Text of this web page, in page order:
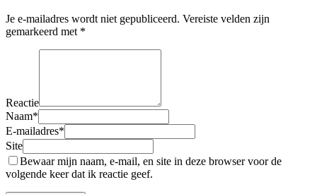
Je e-mailadres wordt niet gepubliceerd. Vereiste velden zijn
gemarkeerd met *
Reactie
Naam*
E-mailadres*
Site
Bewaar mijn naam, e-mail, en site in deze browser voor de
volgende keer dat ik reactie geef.